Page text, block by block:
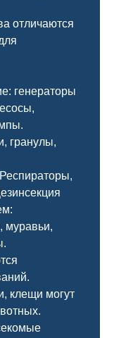
отличаются
генераторы
гранулы,
муравьи,
клещи могут